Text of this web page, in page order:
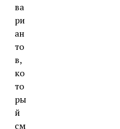
ва
ри
ан
то
в,
ко
то
ры
й
см